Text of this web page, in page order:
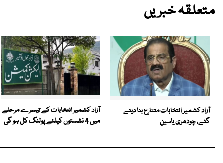
متعلقہ خبریں
آزاد کشمیر انتخابات متنازع بنا دیئے
گئے، چودھری یاسین
آزاد کشمیر انتخابات کے تیسرے مرحلے
میں 4 نشستوں کیلئے پولنگ کل ہو گی